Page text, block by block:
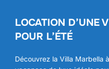
LOCATION D’UNE
POUR L’ÉTÉ
Découvrez la Villa Marbella